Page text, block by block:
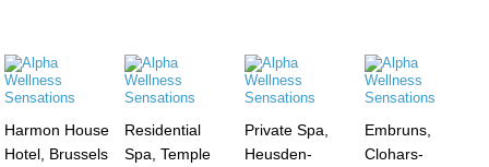
Harmon House
Hotel, Brussels
Residential
Spa, Temple
Private Spa,
Heusden-
Embruns,
Clohars-